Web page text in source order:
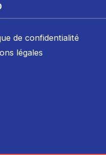
de confidentialité
légales